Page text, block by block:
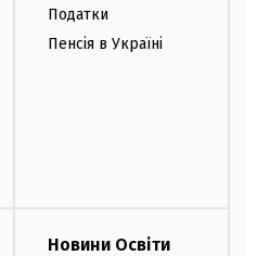
Податки
Пенсія в Україні
Новини Освіти